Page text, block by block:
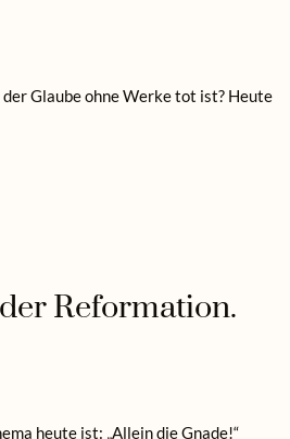
Glaube ohne Werke tot ist? Heute
Reformation.
heute ist: „Allein die Gnade!“